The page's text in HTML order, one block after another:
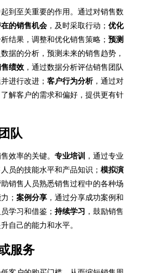
到至关重要的作用。通过对销售数
的销售机会，及时采取行动；优化
析结果，调整和优化销售策略；预测
数据的分析，预测未来的销售趋势，
绩效 ，通过数据分析评估销售团队
进行改进；客户行为分析，通过对
解客户的需求和偏好，提供更有针
队
效率的关键。专业培训 ，通过专业
员的技能水平和产品知识；模拟演
销售人员熟悉销售过程中的各种场
；案例分享 ，通过分享成功案例和
学习和借鉴；持续学习 ，鼓励销售
自己的能力和水平。
服务